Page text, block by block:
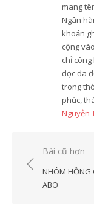
mang
Ngân
khoản
cộng
chỉ
đọc đã
trong
phúc,
Nguyễn
Điều
hướng
Bài cũ hơn
NHÓM HỒNG
ABO